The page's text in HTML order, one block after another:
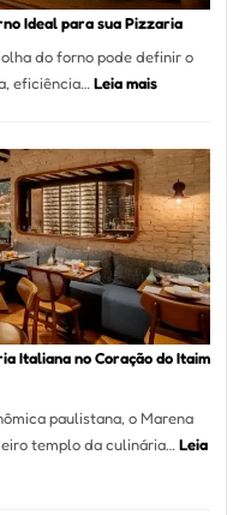
Portal
Resolver
Isso
Ideal para sua Pizzaria
do forno pode definir o
eficiência…Leia mais:
Como
Escolher
o
Forno
Ideal
para
sua
Pizzaria
Italiana no Coração do Itaim
paulistana, o Marena
templo da culinária… Leia